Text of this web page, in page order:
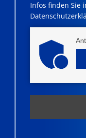
Infos finden Sie